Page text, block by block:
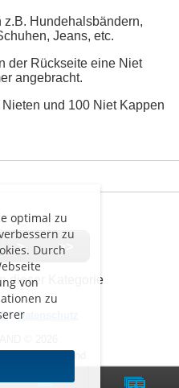
optimal zu
zu
Durch
von
zu
z.B. Hundehalsbändern,
Jeans, etc.
der Rückseite eine Niet
angebracht.
und 100 Niet Kappen
> >>
dieser Kategorie
-Datenschutz
© 2026
zzgl. Versand
Website